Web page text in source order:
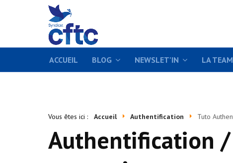
ACCUEIL BLOG NEWSLET'IN LA TEAM
Vous êtes ici : Accueil Authentification Tuto
Authentification